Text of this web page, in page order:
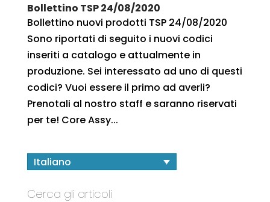
Bollettino TSP 24/08/2020
Bollettino nuovi prodotti TSP 24/08/2020
Sono riportati di seguito i nuovi codici
inseriti a catalogo e attualmente in
produzione. Sei interessato ad uno di questi
codici? Vuoi essere il primo ad averli?
Prenotali al nostro staff e saranno riservati
per te! Core Assy...
Italiano
Cerca gli articoli